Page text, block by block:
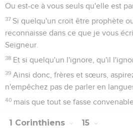
Ou est-ce à vous seuls qu'elle est
37 Si quelqu'un croit être prophète
reconnaisse dans ce que je vous
Seigneur.
38 Et si quelqu'un l'ignore, qu'il
39 Ainsi donc, frères et sœurs,
n'empêchez pas de parler en
40 mais que tout se fasse
1 Corinthiens 15